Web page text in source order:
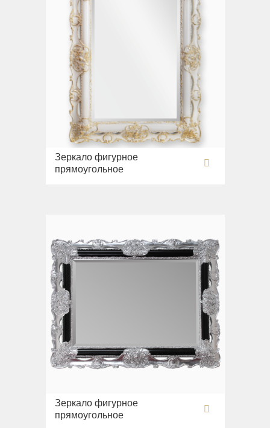
Зеркало фигурное
прямоугольное
Зеркало фигурное
прямоугольное